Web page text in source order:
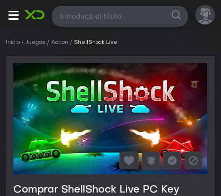
Todas
Inicio Juegos Action ShellShock Live
Comprar ShellShock Live PC Key